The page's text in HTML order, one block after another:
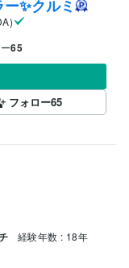
✨クルミ
65
フォロー65
経験年数 : 18年